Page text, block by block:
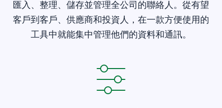
匯入、整理、儲存並管理全公司的聯絡人。從有望
客戶到客戶、供應商和投資人，在一款方便使用的
工具中就能集中管理他們的資料和通訊。